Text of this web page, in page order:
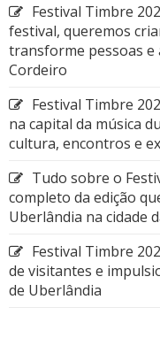
Festival Timbre
festival, queremos
transforme pessoas e
Cordeiro
Festival Timbre
na capital da música
cultura, encontros e
Tudo sobre o
completo da edição
Uberlândia na cidade
Festival Timbre
de visitantes e
de Uberlândia